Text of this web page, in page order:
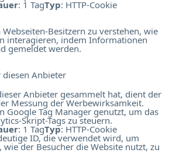
: 1 TagTyp: HTTP-Cookie
Besitzern zu verstehen, wie
interagieren, indem Informationen
gemeldet werden.
diesen Anbieter
Anbieter gesammelt hat, dient der
Messung der Werbewirksamkeit.
Google Tag Manager genutzt, um das
Skript-Tags zu steuern.
: 1 TagTyp: HTTP-Cookie
ID, die verwendet wird, um
wie der Besucher die Website nutzt, zu